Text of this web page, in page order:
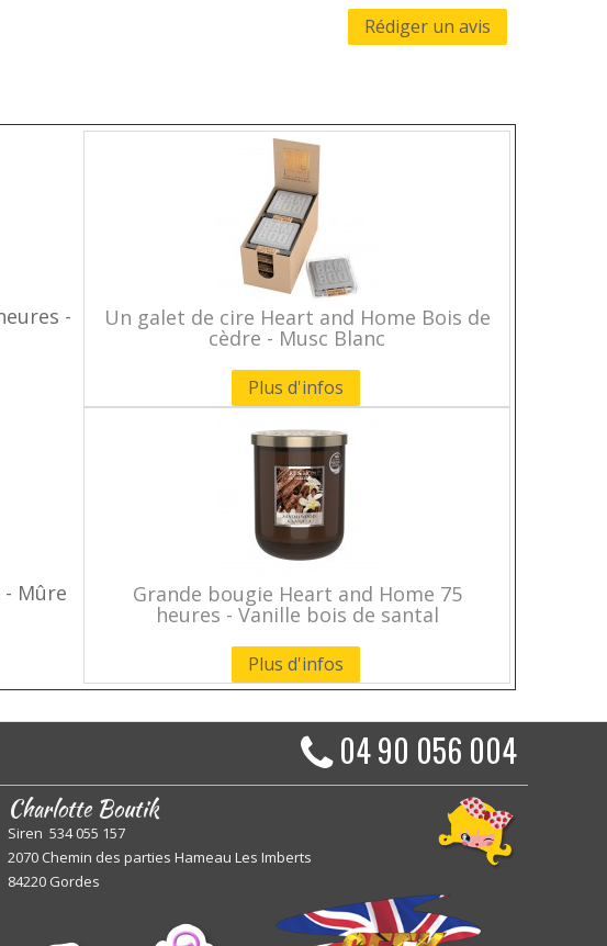
Rédiger un avis
- Un galet de cire Heart and Home Bois de
cèdre - Musc Blanc
Plus d'infos
Mûre Grande bougie Heart and Home 75
heures - Vanille bois de santal
Plus d'infos
04 90 056 004
Charlotte Boutik
Siren 534 055 157
2070 Chemin des parties Hameau Les Imberts
84220 Gordes